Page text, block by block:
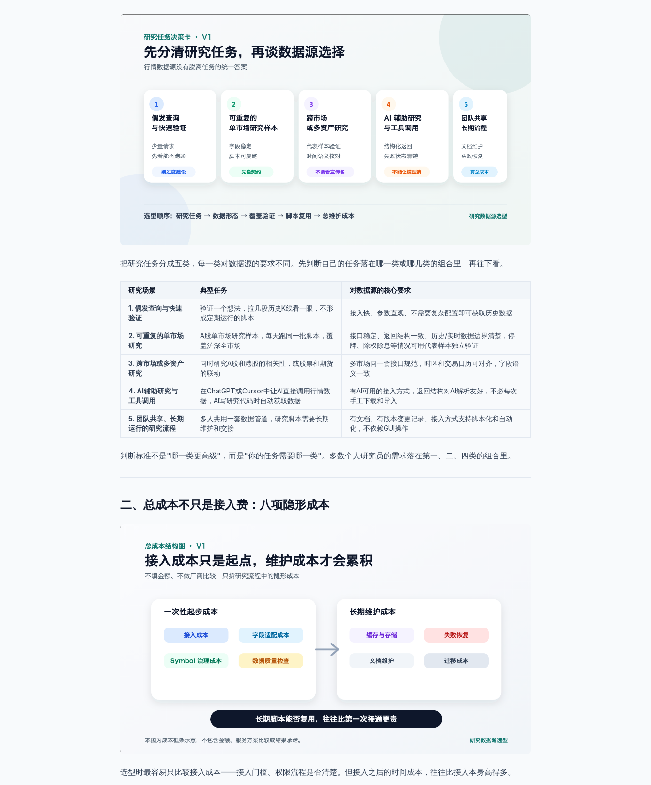
把研究任务分成五类，每一类对数据源的要求不同。先判断自己的任务落在哪一类或哪几类的组合里，再往下看。
研究场景 典型任务 对数据源的核心要求
1. 偶发查询与快速
验证
验证一个想法，拉几段历史K线看一眼，不形
成定期运行的脚本
接入快、参数直观、不需要复杂配置即可获取历史数据
2. 可重复的单市场
研究
A股单市场研究样本，每天跑同一批脚本，覆
盖沪深全市场
接口稳定、返回结构一致、历史/实时数据边界清楚，停
牌、除权除息等情况可用代表样本独立验证
3. 跨市场或多资产
研究
同时研究A股和港股的相关性，或股票和期货
的联动
多市场同一套接口规范，时区和交易日历可对齐，字段语
义一致
4. AI辅助研究与
工具调用
在ChatGPT或Cursor中让AI直接调用行情数
据，AI写研究代码时自动获取数据
有AI可用的接入方式，返回结构对AI解析友好，不必每次
手工下载和导入
5. 团队共享、长期
运行的研究流程
多人共用一套数据管道，研究脚本需要长期
维护和交接
有文档、有版本变更记录、接入方式支持脚本化和自动
化，不依赖GUI操作
判断标准不是"哪一类更高级"，而是"你的任务需要哪一类"。多数个人研究员的需求落在第一、二、四类的组合里。
二、总成本不只是接入费：八项隐形成本
选型时最容易只比较接入成本——接入门槛、权限流程是否清楚。但接入之后的时间成本，往往比接入本身高得多。